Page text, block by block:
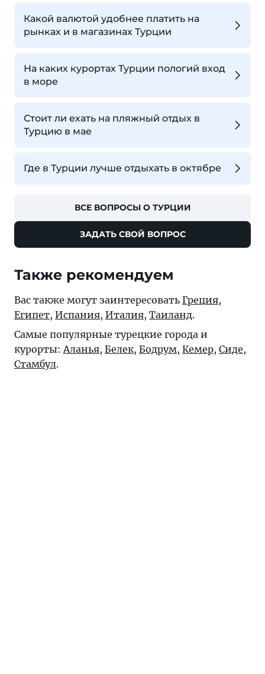
Какой валютой удобнее платить на
рынках и в магазинах Турции
На каких курортах Турции пологий вход
в море
Стоит ли ехать на пляжный отдых в
Турцию в мае
Где в Турции лучше отдыхать в октябре
ВСЕ ВОПРОСЫ О ТУРЦИИ
ЗАДАТЬ СВОЙ ВОПРОС
Также рекомендуем
Вас также могут заинтересовать Греция,
Египет, Испания, Италия, Таиланд.
Самые популярные турецкие города и
курорты: Аланья, Белек, Бодрум, Кемер, Сиде,
Стамбул.